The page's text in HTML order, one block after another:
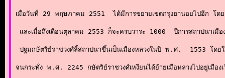
เมื่อวันที่ 29 พฤษภาคม 2551  ได้มีการขยายเขตกรุงฮานอยไปอีก โดย
และเมื่อถึงเดือนตุลาคม 2553 ก็จะครบวาระ 1000  ปีการสถาปนาเ
ปฐมกษัตริย์ราชวงศ์ลี้สถาปนาขึ้นเป็นเมืองหลวงในปี พ.ศ.  1553 โดย
จนกระทั่ง พ.ศ. 2245 กษัตริย์ราชวงศ์เหงียนได้ย้ายเมือหลวงไปอยู่เมือง